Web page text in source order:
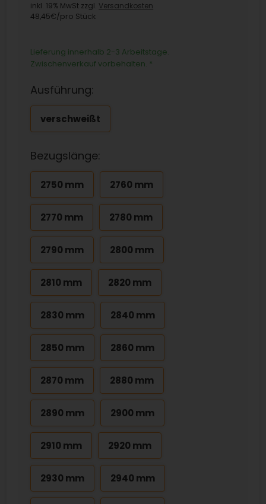
inkl. 19% MwSt zzgl. Versandkosten
48,45€/pro Stück
Lieferung innerhalb 2-3 Arbeitstage.
Zwischenverkauf vorbehalten. *
Ausführung:
verschweißt
Bezugslänge:
2750 mm 2760 mm
2770 mm 2780 mm
2790 mm 2800 mm
2810 mm 2820 mm
2830 mm 2840 mm
2850 mm 2860 mm
2870 mm 2880 mm
2890 mm 2900 mm
2910 mm 2920 mm
2930 mm 2940 mm